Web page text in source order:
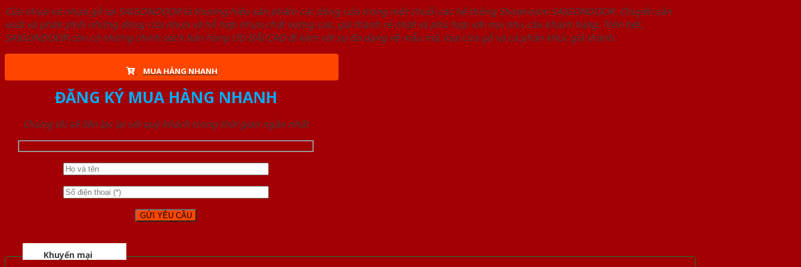
Cửa nhựa và nhựa gỗ tại SAIGONDOOR là thương hiệu sản phẩm các dòng cửa trong một chuỗi các hệ thống Showroom SAIGONDOOR. Chuyên sản
xuất và phân phối những dòng cửa nhựa và hỗ hợp nhựa chất lượng cao, giá thành rẻ nhất và phù hợp với mọi nhu cầu khách hàng. Trên hết,
SAIGONDOOR còn có những chính sách bán hàng ƯU ĐÃI CAO đi kèm với sự đa dạng về mẫu mã, loại cửa gỗ và cả phân khúc giá thành.
MUA HÀNG NHANH
ĐĂNG KÝ MUA HÀNG NHANH
Chúng tôi sẽ liên lạc lại với quý khách trong thời gian ngắn nhất
Khuyến mại